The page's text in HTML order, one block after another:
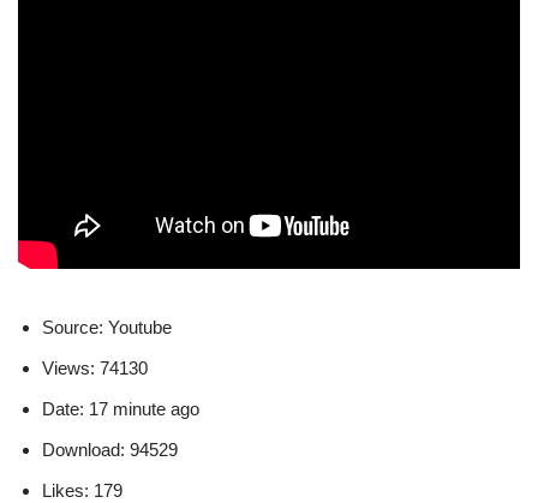
Source: Youtube
Views: 74130
Date: 17 minute ago
Download: 94529
Likes: 179